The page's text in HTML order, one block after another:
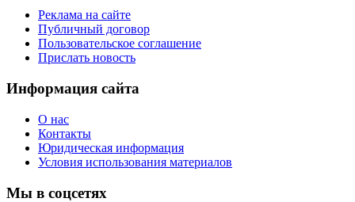
Реклама на сайте
Публичный договор
Пользовательское соглашение
Прислать новость
Информация сайта
О нас
Контакты
Юридическая информация
Условия использования материалов
Мы в соцсетях